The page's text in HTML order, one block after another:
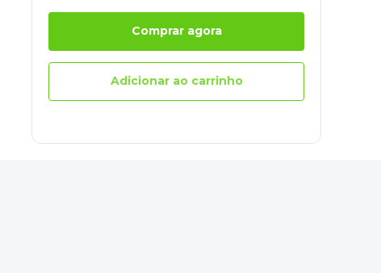
Comprar agora
Adicionar ao carrinho